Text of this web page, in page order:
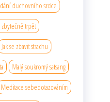
duchovního srdce
zbytečně trpět
Jak se zbavit strachu
Malý soukromý satsang
Meditace sebedotazováním